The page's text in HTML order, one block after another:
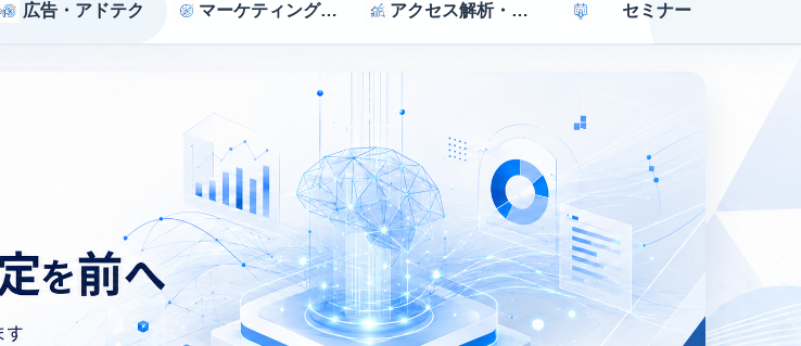
広告・アドテク マーケティング戦略 アクセス解析・効果測定 セミナー